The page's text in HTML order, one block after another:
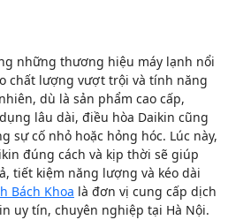
những thương hiệu máy lạnh nổi
chất lượng vượt trội và tính năng
dù là sản phẩm cao cấp,
lâu dài, điều hòa Daikin cũng
sự cố nhỏ hoặc hỏng hóc. Lúc này,
đúng cách và kịp thời sẽ giúp
tiết kiệm năng lượng và kéo dài
Bách Khoa là đơn vị cung cấp dịch
uy tín, chuyên nghiệp tại Hà Nội.